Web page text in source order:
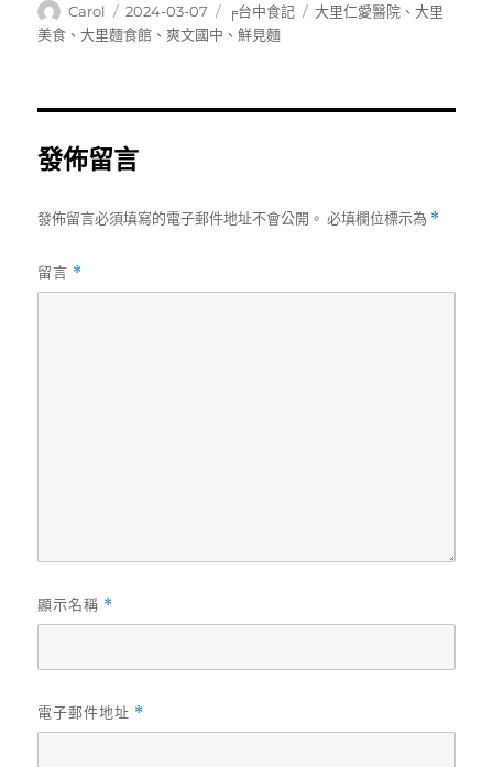
作
者
Carol
發
佈
2024-03-07
分
類
╒台中食記
標
大里仁愛醫院 、大里
美食 、大里麵食館 、爽文國中 、鮮見麵
發佈留言
發佈留言必須填寫的電子郵件地址不會公開。 必填欄位標示為 *
留言 *
顯示名稱 *
電子郵件地址 *